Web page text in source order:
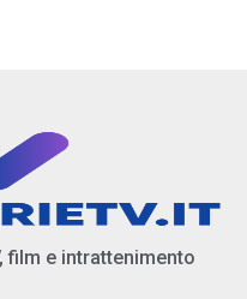
film e intrattenimento